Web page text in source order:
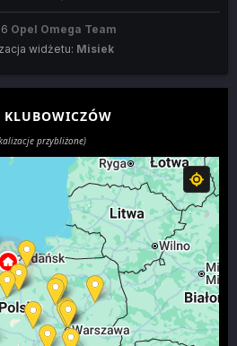
Opel Omega Team
widżetu: Misiek
KLUBOWICZÓW
przybliżone)